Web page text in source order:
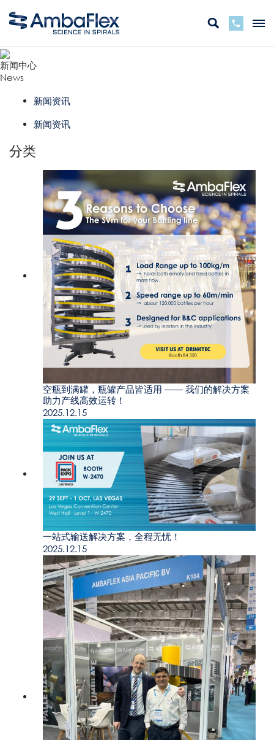
新闻中心
News
新闻资讯
新闻资讯
分类
空瓶到满罐，瓶罐产品皆适用 —— 我们的解决方案
助力产线高效运转！
2025.12.15
一站式输送解决方案，全程无忧！
2025.12.15